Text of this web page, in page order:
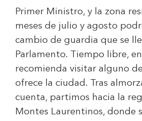
Primer Ministro, y la zona
meses de julio y agosto
cambio de guardia que se
Parlamento. Tiempo libre,
recomienda visitar alguno
ofrece la ciudad. Tras
cuenta, partimos hacia la
Montes Laurentinos, donde